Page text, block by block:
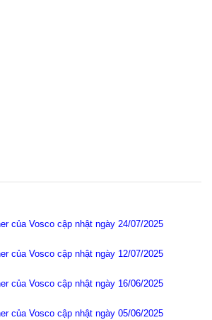
của Vosco cập nhật ngày 24/07/2025
của Vosco cập nhật ngày 12/07/2025
của Vosco cập nhật ngày 16/06/2025
của Vosco cập nhật ngày 05/06/2025